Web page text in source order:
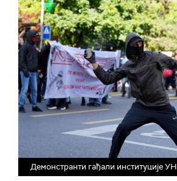
Демонстранти гађали институције УН